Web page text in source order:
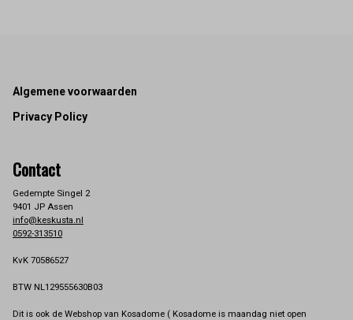
Footer
Algemene voorwaarden
Privacy Policy
Contact
Gedempte Singel 2
9401 JP Assen
info@keskusta.nl
0592-313510
KvK 70586527
BTW NL129555630B03
Dit is ook de Webshop van Kosadome ( Kosadome is maandag niet open